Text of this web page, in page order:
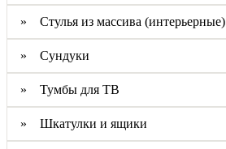
» Стулья из массива (интерьерные)
» Сундуки
» Тумбы для ТВ
» Шкатулки и ящики